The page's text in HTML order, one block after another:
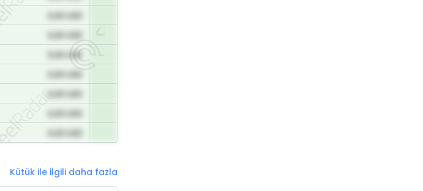
0,00 USD
Kütük ile ilgili daha fazla